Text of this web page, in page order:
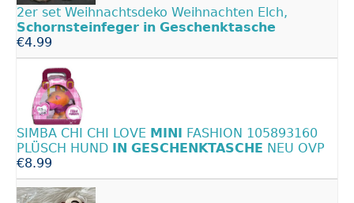
2er set Weihnachtsdeko Weihnachten Elch,
Schornsteinfeger in Geschenktasche
€4.99
SIMBA CHI CHI LOVE MINI FASHION 105893160
PLÜSCH HUND IN GESCHENKTASCHE NEU OVP
€8.99